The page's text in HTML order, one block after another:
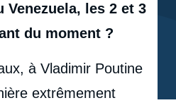
les 2 et 3
du moment ?
à Vladimir Poutine
extrêmement